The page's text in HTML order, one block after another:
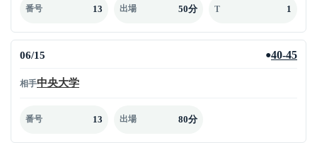
番号 13 出場 50分 T 1
06/15 ●40-45
相手中央大学
番号 13 出場 80分